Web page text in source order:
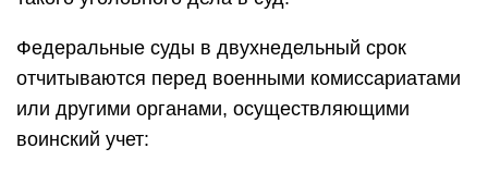
Федеральные суды в двухнедельный срок
отчитываются перед военными комиссариатами
или другими органами, осуществляющими
воинский учет: